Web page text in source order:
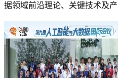
据领域前沿理论、关键技术及